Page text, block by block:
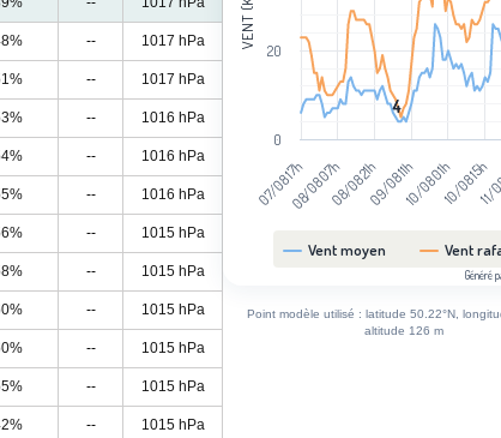
-- 1017 hPa
-- 1017 hPa
-- 1016 hPa
-- 1016 hPa
-- 1016 hPa
-- 1015 hPa
-- 1015 hPa
-- 1015 hPa
-- 1015 hPa
-- 1015 hPa
-- 1015 hPa
4
4
Vent moyen Vent
07/08 17h08/08 07h08/08 21h09/08 11h10/08 01h10/08 15h
0
20
Généré
Point modèle utilisé : latitude 50.22°N,
altitude 126 m